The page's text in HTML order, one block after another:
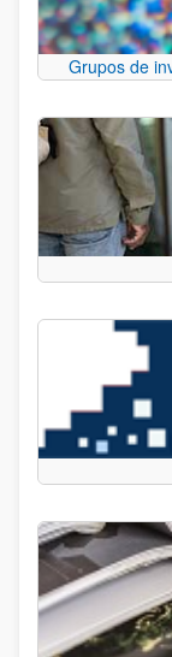
Grupos de